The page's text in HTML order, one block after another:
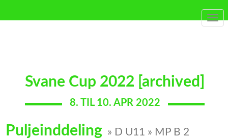
Svane Cup 2022 [archived]
8. TIL 10. APR 2022
Puljeinddeling » D U11 » MP B 2